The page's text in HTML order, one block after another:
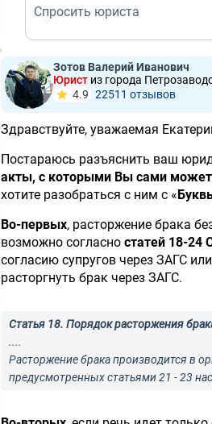
Спросить юриста
Зотов Валерий Иванович
Юрист из города
4.9 22511 отзывов
Здравствуйте, уважаемая
Постараюсь разъяснить ваш
акты, с которыми Вы сами
хотите разобраться с ним с «
Во-первых, расторжение брака
возможно согласно статей 18-24
согласию супругов через ЗАГС
расторгнуть брак через ЗАГС.
Статья 18. Порядок расторжения
....
Расторжение брака производится в
предусмотренных статьями 21 - 23